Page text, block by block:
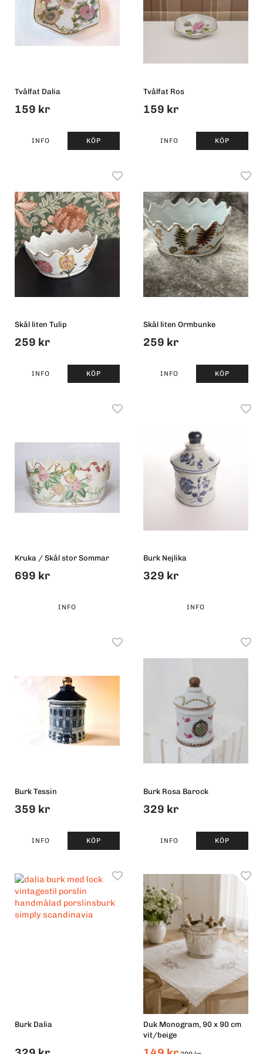
Tvålfat Dalia
159 kr
INFO KÖP
Tvålfat Ros
159 kr
INFO KÖP
Skål liten Tulip
259 kr
INFO KÖP
Skål liten Ormbunke
259 kr
INFO KÖP
Kruka / Skål stor Sommar
699 kr
INFO
Burk Nejlika
329 kr
INFO
Burk Tessin
359 kr
INFO KÖP
Burk Rosa Barock
329 kr
INFO KÖP
Burk Dalia
Duk Monogram, 90 x 90 cm
vit/beige